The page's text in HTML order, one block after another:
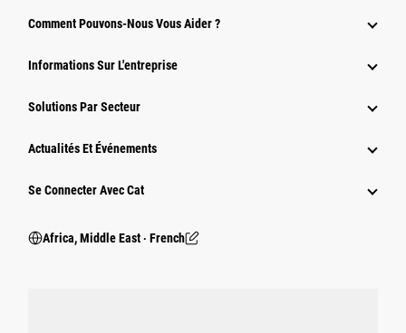
Comment Pouvons-Nous Vous Aider ?
Informations Sur L'entreprise
Solutions Par Secteur
Actualités Et Événements
Se Connecter Avec Cat
Africa, Middle East ‧ French